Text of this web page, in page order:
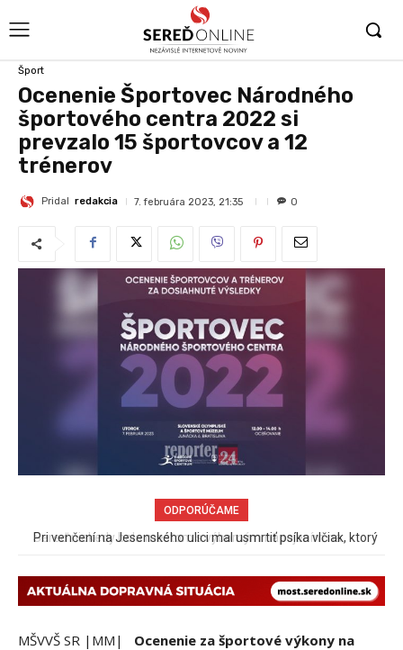
Šport
Ocenenie Športovec Národného
športového centra 2022 si
prevzalo 15 športovcov a 12
trénerov
Pridal redakcia 7. februára 2023, 21:35 0
ODPORÚČAME
Pri venčení na Jesenského ulici mal usmrtiť psíka vlčiak, ktorý
MŠVVŠ SR |MM|
Ocenenie za športové výkony na